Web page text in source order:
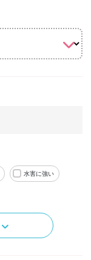
水害に強い